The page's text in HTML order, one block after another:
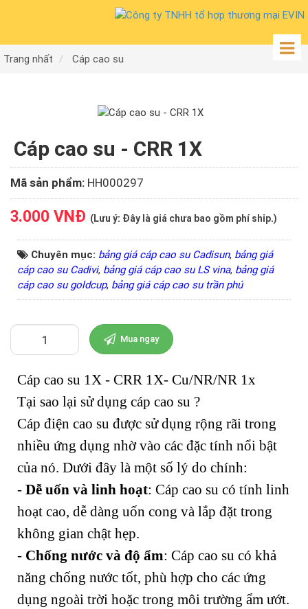
Trang nhất Cáp cao su
Cáp cao su - CRR 1X
Mã sản phẩm: HH000297
3.000 VNĐ (Lưu ý: Đây là giá chưa bao gồm phí ship.)
Chuyên mục: bảng giá cáp cao su Cadisun, bảng giá
cáp cao su Cadivi, bảng giá cáp cao su LS vina, bảng giá
cáp cao su goldcup, bảng giá cáp cao su trần phú
Mua ngay
Cáp cao su 1X - CRR 1X- Cu/NR/NR 1x
Tại sao lại sử dụng cáp cao su ?
Cáp điện cao su được sử dụng rộng rãi trong
nhiều ứng dụng nhờ vào các đặc tính nổi bật
của nó. Dưới đây là một số lý do chính:
- Dễ uốn và linh hoạt: Cáp cao su có tính linh
hoạt cao, dễ dàng uốn cong và lắp đặt trong
không gian chật hẹp.
- Chống nước và độ ẩm: Cáp cao su có khả
năng chống nước tốt, phù hợp cho các ứng
dụng ngoài trời hoặc trong môi trường ẩm ướt.